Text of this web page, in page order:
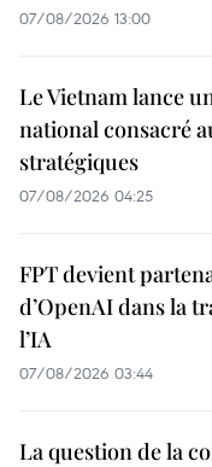
07/08/2026 13:00
Le Vietnam lance
national consacré
stratégiques
07/08/2026 04:25
FPT devient
d’OpenAI dans la
l’IA
07/08/2026 03:44
La question de la